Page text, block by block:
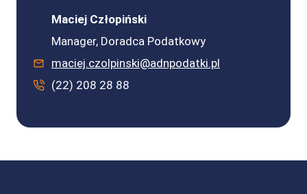
Maciej Człopiński
Manager, Doradca Podatkowy
maciej.czolpinski@adnpodatki.pl
(22) 208 28 88